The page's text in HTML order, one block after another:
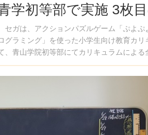
学初等部で実施 3枚
セガは、アクションパズルゲーム「ぷよぷ
グラミング」を使った小学生向け教育カ
、青山学院初等部にてカリキュラムによる